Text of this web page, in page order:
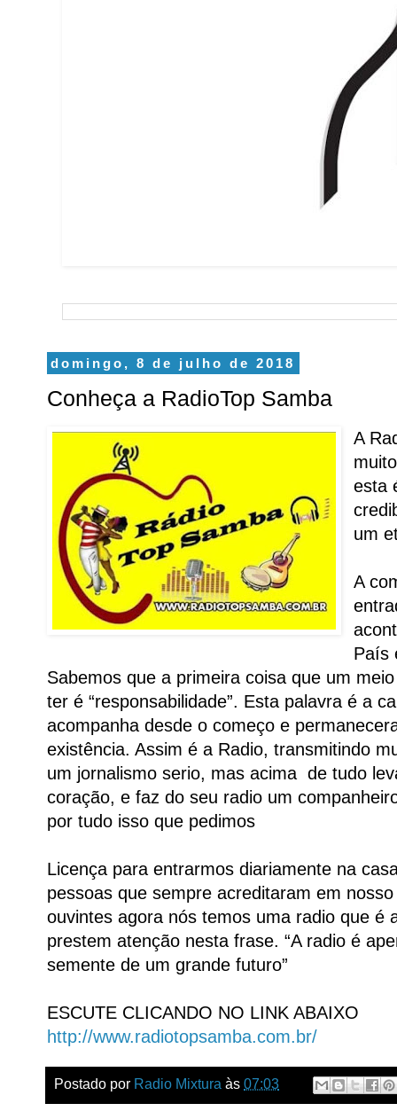
domingo, 8 de julho de 2018
Conheça a RadioTop Samba
A
esta
um
A
País
Sabemos que a primeira coisa que um
ter é “responsabilidade”. Esta palavra é a
acompanha desde o começo e
existência. Assim é a Radio, transmitindo
um jornalismo serio, mas acima de tudo
coração, e faz do seu radio um
por tudo isso que pedimos
Licença para entrarmos diariamente na
pessoas que sempre acreditaram em
ouvintes agora nós temos uma radio que é
prestem atenção nesta frase. “A radio é
semente de um grande futuro”
ESCUTE CLICANDO NO LINK ABAIXO
http://www.radiotopsamba.com.br/
Postado por Radio Mixtura às 07:03